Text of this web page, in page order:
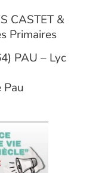
CASTET &
Primaires
PAU – Lyc